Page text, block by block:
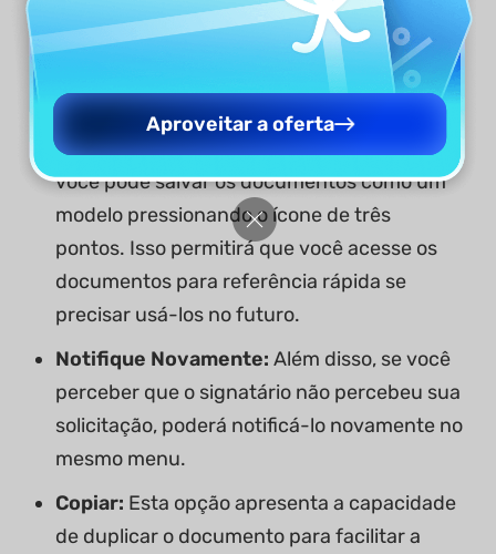
assinatura. Há várias opções fornecidas em
relação a um documento que podem ser
selecionadas, com base em seu status atual.
Salvar Como Modelo:Na guia de operação,
você pode salvar os documentos como um
modelo pressionando o ícone de três
pontos. Isso permitirá que você acesse os
documentos para referência rápida se
precisar usá-los no futuro.
Notifique Novamente: Além disso, se você
perceber que o signatário não percebeu sua
solicitação, poderá notificá-lo novamente no
mesmo menu.
Copiar: Esta opção apresenta a capacidade
de duplicar o documento para facilitar a
Aproveitar a oferta